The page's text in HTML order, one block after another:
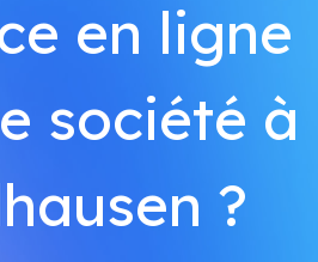
en ligne
société à
?